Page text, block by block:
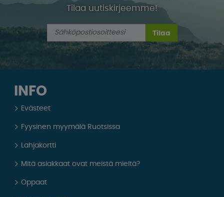
Tilaa uutiskirjeemme!
Tilaa
INFO
Evästeet
Fyysinen myymälä Ruotsissa
Lahjakortti
Mitä asiakkaat ovat meistä mieltä?
Oppaat